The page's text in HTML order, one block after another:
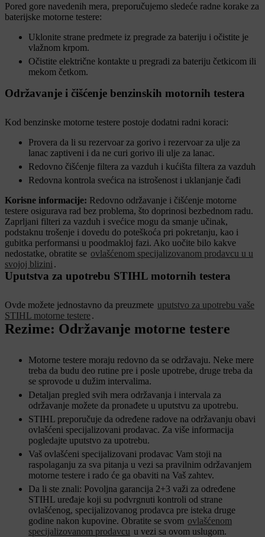
Pored gore navedenih mera, preporučujemo sledeće radne korake za
baterijske motorne testere:
Uklonite strane predmete iz pregrade za bateriju i očistite je
vlažnom krpom.
Očistite električne kontakte u pregradi za bateriju četkicom ili
mekom četkom.
Održavanje i čišćenje benzinskih motornih testera
Kod benzinske motorne testere postoje dodatni radni koraci :
Provera da li su rezervoar za gorivo i rezervoar za ulje za
lanac zaptiveni i da ne curi gorivo ili ulje za lanac.
Redovno čišćenje filtera za vazduh i kućišta filtera za vazduh
Redovna kontrola svećica na istrošenost i uklanjanje čađi
Korisne informacije: Redovno održavanje i čišćenje motorne
testere osigurava rad bez problema, što doprinosi bezbednom radu.
Zaprljani filteri za vazduh i svećice mogu da smanje učinak,
podstaknu trošenje i dovedu do poteškoća pri pokretanju, kao i
gubitka performansi u poodmakloj fazi. Ako uočite bilo kakve
nedostatke, obratite se ovlašćenom specijalizovanom prodavcu u u
svojoj blizini .
Uputstva za upotrebu STIHL motornih testera
Ovde možete jednostavno da preuzmete uputstvo za upotrebu vaše
STIHL motorne testere.
Rezime: Održavanje motorne testere
Motorne testere moraju redovno da se održavaju. Neke mere
treba da budu deo rutine pre i posle upotrebe, druge treba da
se sprovode u dužim intervalima.
Detaljan pregled svih mera održavanja i intervala za
održavanje možete da pronađete u uputstvu za upotrebu.
STIHL preporučuje da određene radove na održavanju obavi
ovlašćeni specijalizovani prodavac. Za više informacija
pogledajte uputstvo za upotrebu.
Vaš ovlašćeni specijalizovani prodavac Vam stoji na
raspolaganju za sva pitanja u vezi sa pravilnim održavanjem
motorne testere i rado će ga obaviti na Vaš zahtev.
Da li ste znali: Povoljna garancija 2+3 važi za određene
STIHL uređaje koji su podvrgnuti kontroli od strane
ovlašćenog, specijalizovanog prodavca pre isteka druge
godine nakon kupovine. Obratite se svom ovlašćenom
specijalizovanom prodavcu u vezi sa ovom uslugom.